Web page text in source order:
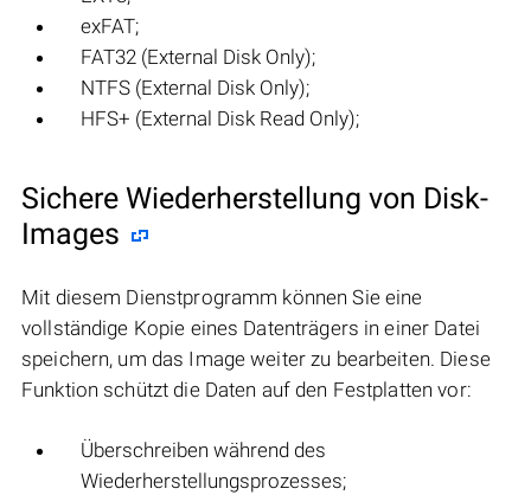
exFAT;
FAT32 (External Disk Only);
NTFS (External Disk Only);
HFS+ (External Disk Read Only);
Sichere Wiederherstellung von Disk-
Images
Mit diesem Dienstprogramm können Sie eine
vollständige Kopie eines Datenträgers in einer Datei
speichern, um das Image weiter zu bearbeiten. Diese
Funktion schützt die Daten auf den Festplatten vor:
Überschreiben während des
Wiederherstellungsprozesses;